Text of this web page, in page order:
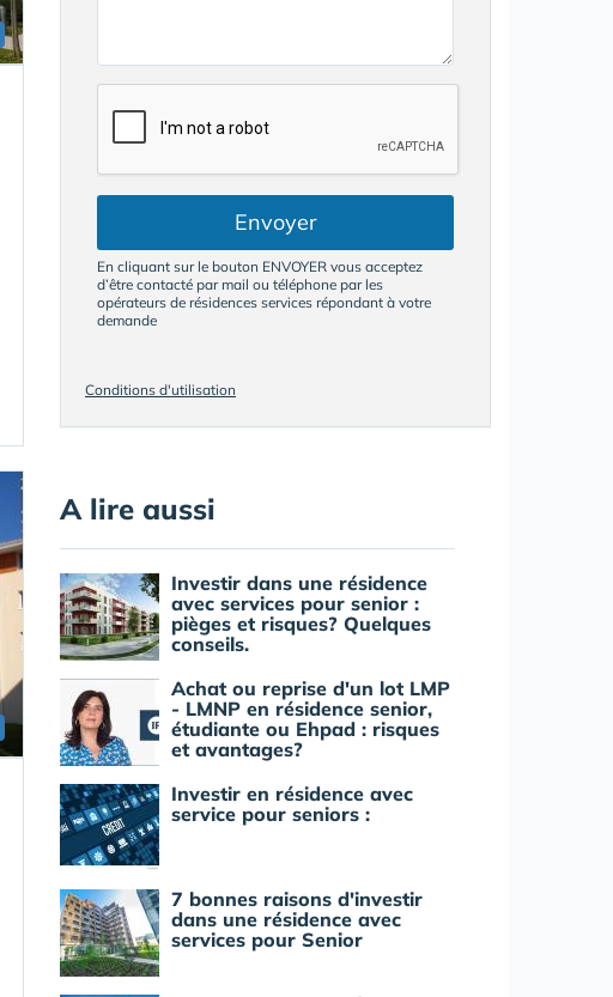
Envoyer
En cliquant sur le bouton ENVOYER vous acceptez
d’être contacté par mail ou téléphone par les
opérateurs de résidences services répondant à votre
demande
Conditions d'utilisation
A lire aussi
Investir dans une résidence
avec services pour senior :
pièges et risques? Quelques
conseils.
Achat ou reprise d'un lot LMP
- LMNP en résidence senior,
étudiante ou Ehpad : risques
et avantages?
Investir en résidence avec
service pour seniors :
7 bonnes raisons d'investir
dans une résidence avec
services pour Senior